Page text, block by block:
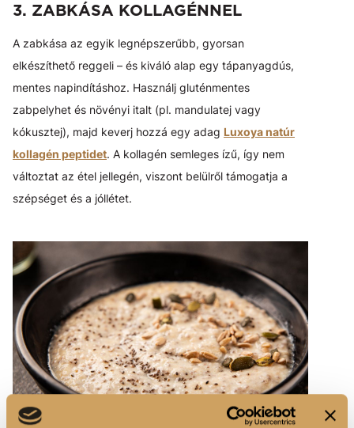
3. ZABKÁSA KOLLAGÉNNEL
A zabkása az egyik legnépszerűbb, gyorsan
elkészíthető reggeli – és kiváló alap egy tápanyagdús,
mentes napindításhoz. Használj gluténmentes
zabpelyhet és növényi italt (pl. mandulatej vagy
kókusztej), majd keverj hozzá egy adag Luxoya natúr
kollagén peptidet. A kollagén semleges ízű, így nem
változtat az étel jellegén, viszont belülről támogatja a
szépséget és a jóllétet.